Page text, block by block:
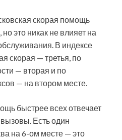
скорая помощь
это никак не влияет на
В индексе
скорая — третья, по
— вторая и по
— на втором месте.
быстрее всех отвечает
Есть один
на 6-ом месте — это